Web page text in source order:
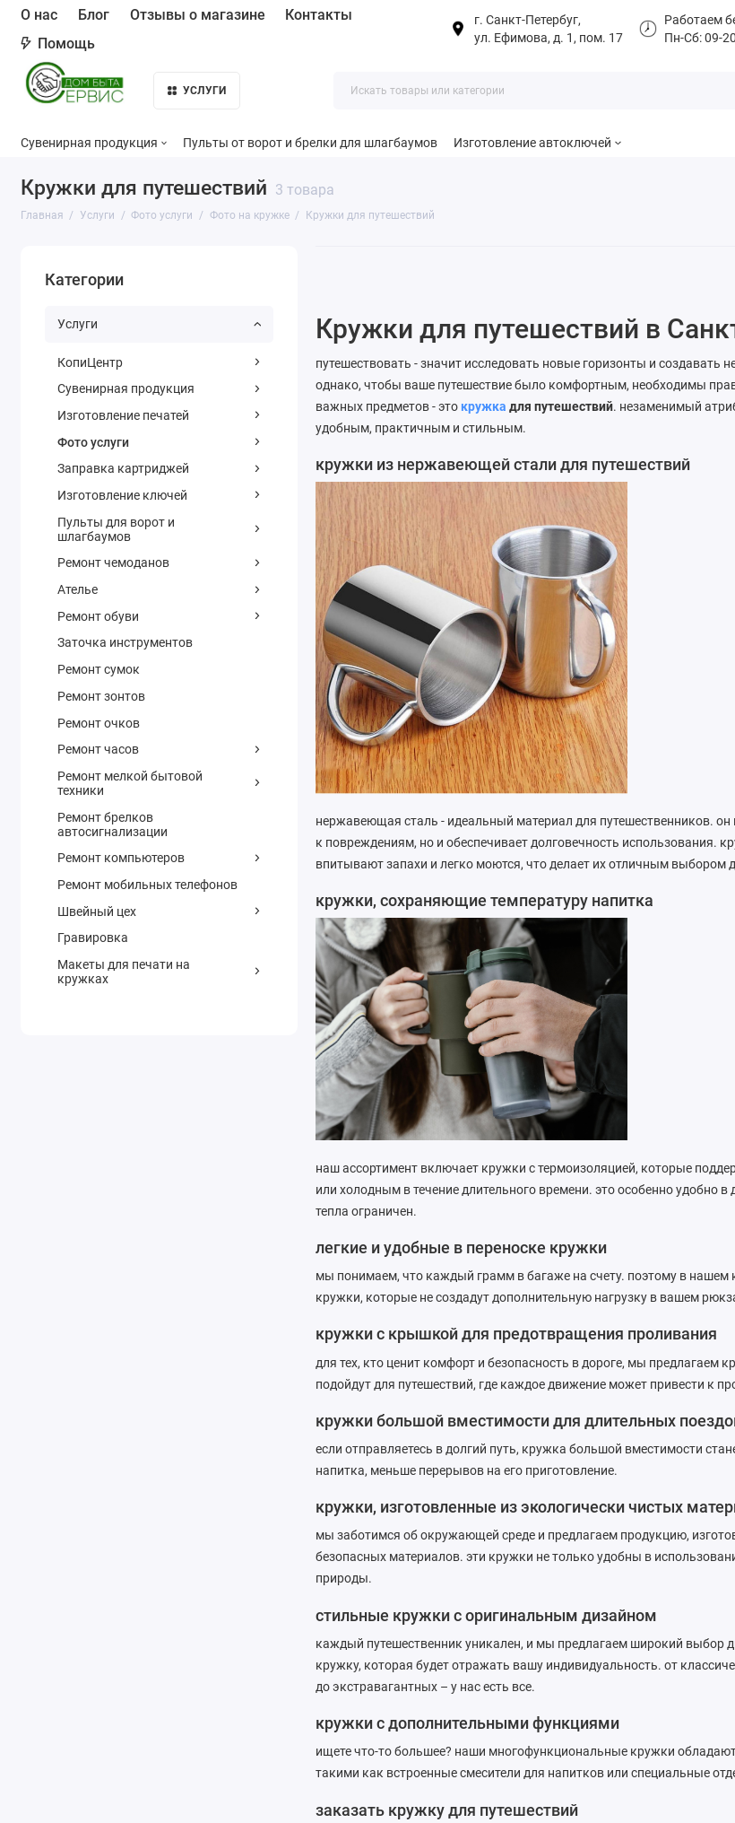
О нас Блог Отзывы о магазине
Контакты
Помощь
г. Санкт-Петербуг,
ул. Ефимова, д. 1, пом. 17
Работаем
Пн-Сб: 09-
УСЛУГИ
Сувенирная продукция Пульты от ворот и брелки для шлагбаумов Изготовление автоключей
Кружки для путешествий 3 товара
Главная Услуги Фото услуги Фото на кружке Кружки для путешествий
Категории
Услуги
КопиЦентр
Сувенирная продукция
Изготовление печатей
Фото услуги
Заправка картриджей
Изготовление ключей
Пульты для ворот и
шлагбаумов
Ремонт чемоданов
Ателье
Ремонт обуви
Заточка инструментов
Ремонт сумок
Ремонт зонтов
Ремонт очков
Ремонт часов
Ремонт мелкой бытовой
техники
Ремонт брелков
автосигнализации
Ремонт компьютеров
Ремонт мобильных телефонов
Швейный цех
Гравировка
Макеты для печати на
кружках
Кружки для путешествий в
путешествовать - значит исследовать новые горизонты и создавать
однако, чтобы ваше путешествие было комфортным, необходимы
важных предметов - это кружкадля путешествий. незаменимый
удобным, практичным и стильным.
кружки из нержавеющей стали для путешествий
нержавеющая сталь - идеальный материал для путешественников.
к повреждениям, но и обеспечивает долговечность использования.
впитывают запахи и легко моются, что делает их отличным выбором
кружки, сохраняющие температуру напитка
наш ассортимент включает кружки с термоизоляцией, которые
или холодным в течение длительного времени. это особенно удобно в
тепла ограничен.
легкие и удобные в переноске кружки
мы понимаем, что каждый грамм в багаже на счету. поэтому в нашем
кружки, которые не создадут дополнительную нагрузку в вашем
кружки с крышкой для предотвращения проливания
для тех, кто ценит комфорт и безопасность в дороге, мы предлагаем
подойдут для путешествий, где каждое движение может привести к
кружки большой вместимости для длительных
если отправляетесь в долгий путь, кружка большой вместимости
напитка, меньше перерывов на его приготовление.
кружки, изготовленные из экологически чистых
мы заботимся об окружающей среде и предлагаем продукцию,
безопасных материалов. эти кружки не только удобны в
природы.
стильные кружки с оригинальным дизайном
каждый путешественник уникален, и мы предлагаем широкий выбор
кружку, которая будет отражать вашу индивидуальность. от
до экстравагантных – у нас есть все.
кружки с дополнительными функциями
ищете что-то большее? наши многофункциональные кружки
такими как встроенные смесители для напитков или специальные
заказать кружку для путешествий